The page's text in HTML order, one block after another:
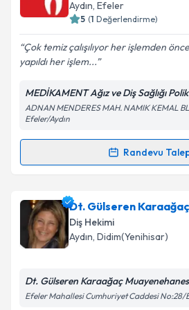
Kişisel verilerimin
Metni'ni okudum ve kişisel
kapsamda işlenmesini kabul
Takvim Talebini
Aydın, Efeler
5 (1 Değerlendirme)
Çok temiz çalışılıyor her işlemden
yapıldı her işlem...
MEDİKAMENT Ağız ve Diş Sağlığı
ADNAN MENDERES MAH. NAMIK KEMAL
Efeler/Aydın
Randevu
Randevu Takvimi Talebi
Dt. Mehmet Altınbaşakiçin
oluşturun. Size bu uzmandan
takvim hazırlandığında e-posta
Dt. Gülseren Karaağaç
Diş Hekimi
Aydın, Didim(Yenihisar)
Dt. Gülseren Karaağaç
Efeler Mahallesi Cumhuriyet Caddesi No:28/